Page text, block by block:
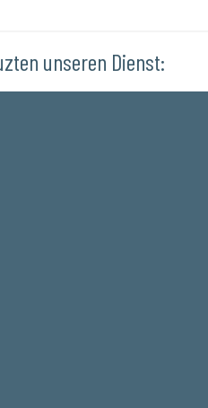
unseren Dienst: